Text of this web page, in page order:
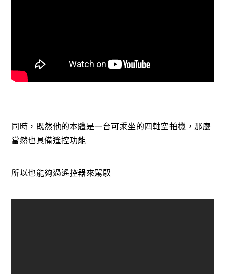
同時，既然他的本體是一台可乘坐的四軸空拍機，那麼
當然也具備遙控功能
所以也能夠過遙控器來駕馭